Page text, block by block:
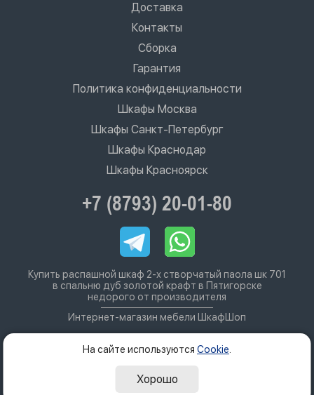
Доставка
Контакты
Сборка
Гарантия
Политика конфиденциальности
Шкафы Москва
Шкафы Санкт-Петербург
Шкафы Краснодар
Шкафы Красноярск
+7 (8793) 20-01-80
Купить распашной шкаф 2-х створчатый паола шк 701
в спальню дуб золотой крафт в Пятигорске
недорого от производителя
Интернет-магазин мебели ШкафШоп
На сайте используются Cookie
Хорошо